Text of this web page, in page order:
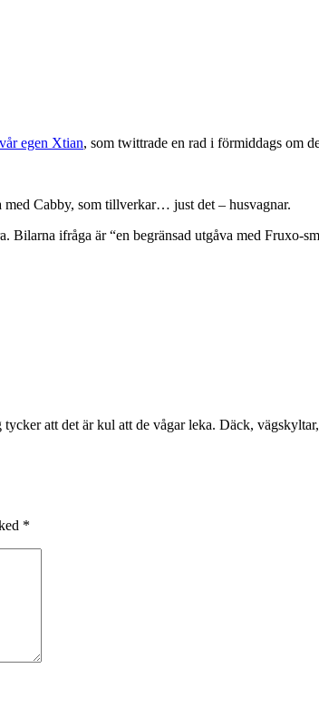
egen Xtian, som twittrade en rad i förmiddags om
Cabby, som tillverkar… just det – husvagnar.
Bilarna ifråga är “en begränsad utgåva med Fruxo-
att det är kul att de vågar leka. Däck,
*